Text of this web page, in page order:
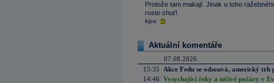
Protože tam makají. Jinak u toho
roste chuť!
kipa
Aktuální komentáře
07.08.2026
15:35
Akce Fedu se odsouvá, americký
14:46 Vysychající řeky a ničivé požáry v